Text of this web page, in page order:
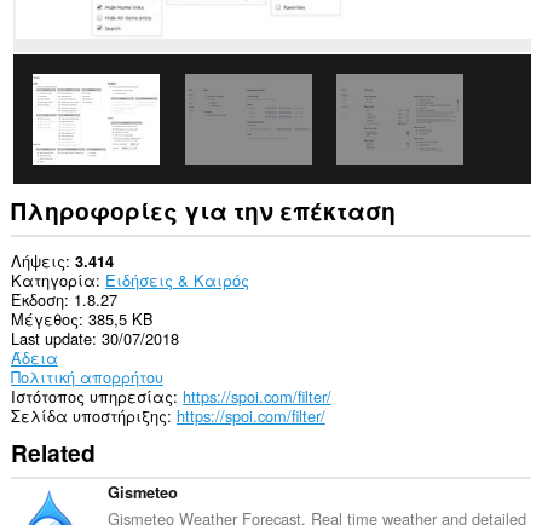
Αυτή
επέκταση
μπορεί
να
έχει
πρόσβαση
στις
καρτέλες
σας
και
στη
δραστηριότητα
περιήγησής
σας.
Πληροφορίες για την επέκταση
Λήψεις 3.414
Κατηγορία Ειδήσεις & Καιρός
Έκδοση 1.8.27
Μέγεθος 385,5 KB
Last update 30/07/2018
Άδεια
Πολιτική απορρήτου
Ιστότοπος υπηρεσίας https://spoi.com/filter/
Σελίδα υποστήριξης https://spoi.com/filter/
Related
Gismeteo
Gismeteo Weather Forecast. Real time weather and detailed